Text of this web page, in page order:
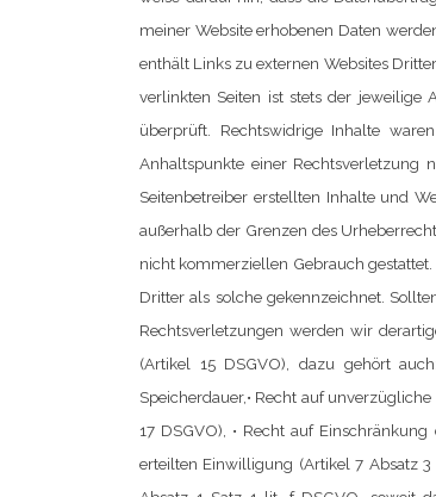
meiner Website erhobenen Daten
enthält Links zu externen Websites
verlinkten Seiten ist stets der jeweilige
überprüft. Rechtswidrige Inhalte
Anhaltspunkte einer Rechtsverletzung
Seitenbetreiber erstellten Inhalte und
außerhalb der Grenzen des
nicht kommerziellen Gebrauch gestattet.
Dritter als solche gekennzeichnet.
Rechtsverletzungen werden wir
(Artikel 15 DSGVO), dazu gehört
Speicherdauer,• Recht auf
17 DSGVO), • Recht auf
erteilten Einwilligung (Artikel 7 Absatz 3